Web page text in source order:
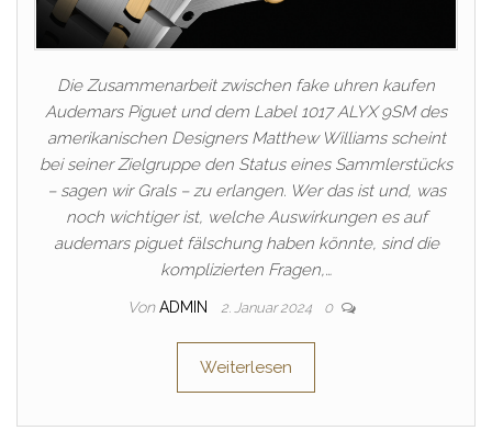
Die Zusammenarbeit zwischen fake uhren kaufen
Audemars Piguet und dem Label 1017 ALYX 9SM des
amerikanischen Designers Matthew Williams scheint
bei seiner Zielgruppe den Status eines Sammlerstücks
– sagen wir Grals – zu erlangen. Wer das ist und, was
noch wichtiger ist, welche Auswirkungen es auf
audemars piguet fälschung haben könnte, sind die
komplizierten Fragen,…
Von ADMIN 2. Januar 2024 0
Weiterlesen